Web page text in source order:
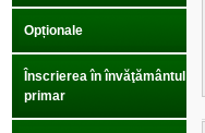
Opționale
Înscrierea în învăţământul
primar